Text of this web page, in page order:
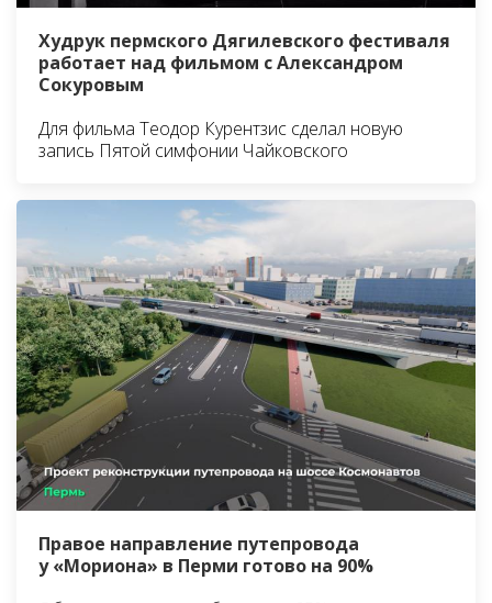
Худрук пермского Дягилевского фестиваля
работает над фильмом с Александром
Сокуровым
Для фильма Теодор Курентзис сделал новую
запись Пятой симфонии Чайковского
Правое направление путепровода
у «Мориона» в Перми готово на 90%